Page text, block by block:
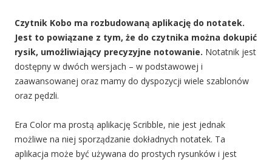
Czytnik Kobo ma rozbudowaną aplikację do notatek.
Jest to powiązane z tym, że do czytnika można dokupić
rysik, umożliwiający precyzyjne notowanie. Notatnik jest
dostępny w dwóch wersjach – w podstawowej i
zaawansowanej oraz mamy do dyspozycji wiele szablonów
oraz pędzli.
Era Color ma prostą aplikację Scribble, nie jest jednak
możliwe na niej sporządzanie dokładnych notatek. Ta
aplikacja może być używana do prostych rysunków i jest